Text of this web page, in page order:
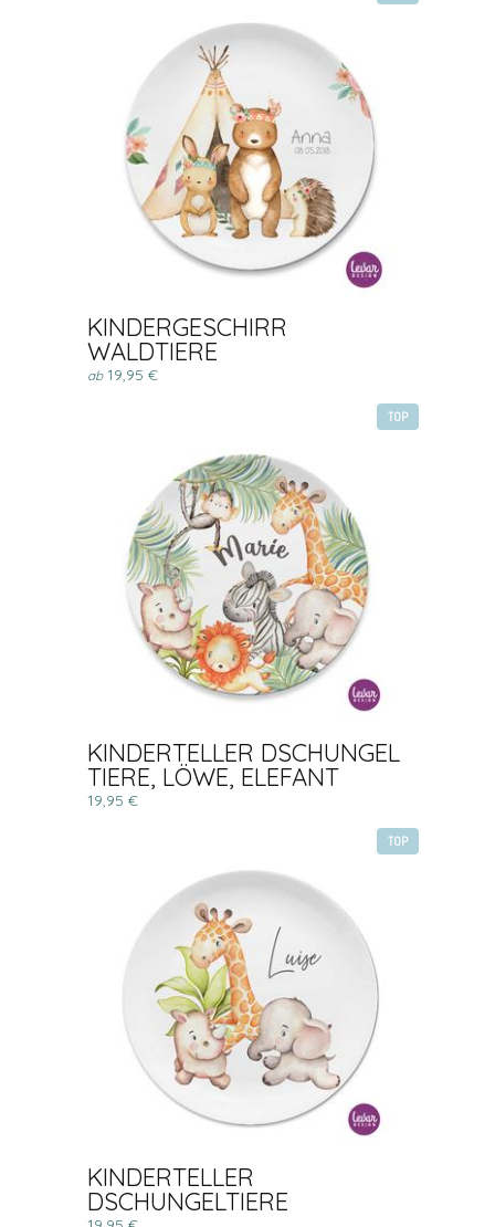
KINDERGESCHIRR
WALDTIERE
ab19,95 €
TOP
KINDERTELLER DSCHUNGEL
TIERE, LÖWE, ELEFANT
19,95 €
TOP
KINDERTELLER
DSCHUNGELTIERE